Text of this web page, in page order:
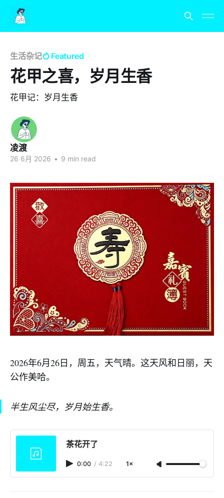
生活杂记 Featured
花甲之喜，岁月生香
花甲记：岁月生香
凌渡
26 6月 2026 • 9 min read
2026年6月26日，周五，天气晴。这天风和日丽，天
公作美哈。
半生风尘尽，岁月始生香。
茶花开了
0:00 / 4:22 1×